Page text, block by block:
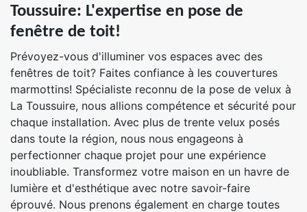
Toussuire: L'expertise en pose de
fenêtre de toit!
Prévoyez-vous d'illuminer vos espaces avec des
fenêtres de toit? Faites confiance à les couvertures
marmottins! Spécialiste reconnu de la pose de velux à
La Toussuire, nous allions compétence et sécurité pour
chaque installation. Avec plus de trente velux posés
dans toute la région, nous nous engageons à
perfectionner chaque projet pour une expérience
inoubliable. Transformez votre maison en un havre de
lumière et d'esthétique avec notre savoir-faire
éprouvé. Nous prenons également en charge toutes